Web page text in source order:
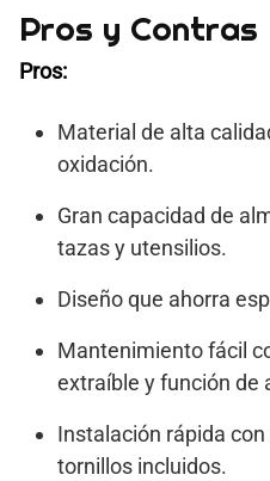
Pros y Contras
Pros:
Material de alta
oxidación.
Gran capacidad de
tazas y utensilios.
Diseño que ahorra
Mantenimiento fácil
extraíble y función de
Instalación rápida
tornillos incluidos.